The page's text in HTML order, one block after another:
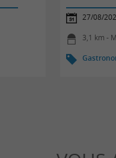
27/08/
3,1 km -